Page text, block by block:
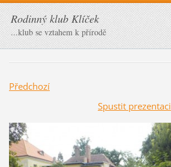
Rodinný klub Klíček
...klub se vztahem k přírodě
Předchozí
Spustit prezentaci